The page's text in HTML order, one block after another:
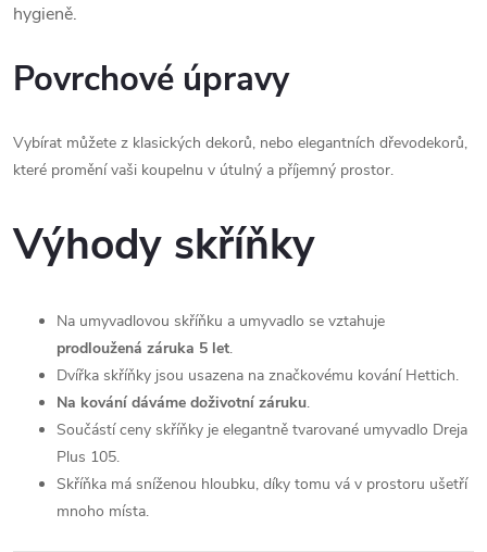
hygieně.
Povrchové úpravy
Vybírat můžete z klasických dekorů, nebo elegantních dřevodekorů,
které promění vaši koupelnu v útulný a příjemný prostor.
Výhody skříňky
Na umyvadlovou skříňku a umyvadlo se vztahuje
prodloužená záruka 5 let.
Dvířka skříňky jsou usazena na značkovému kování Hettich.
Na kování dáváme doživotní záruku.
Součástí ceny skříňky je elegantně tvarované umyvadlo Dreja
Plus 105.
Skříňka má sníženou hloubku, díky tomu vá v prostoru ušetří
mnoho místa.